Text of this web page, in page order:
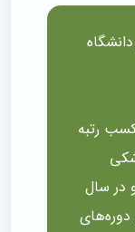
در سال 1376 با کسب رتبه
در سال
دوره‌های